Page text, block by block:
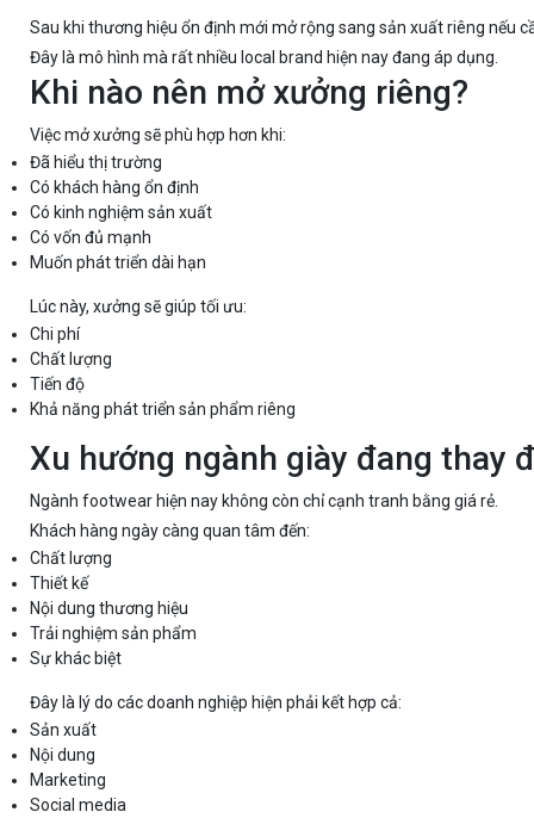
Sau khi thương hiệu ổn định mới mở rộng sang sản xuất riêng nếu
Đây là mô hình mà rất nhiều local brand hiện nay đang áp dụng.
Khi nào nên mở xưởng riêng?
Việc mở xưởng sẽ phù hợp hơn khi:
Đã hiểu thị trường
Có khách hàng ổn định
Có kinh nghiệm sản xuất
Có vốn đủ mạnh
Muốn phát triển dài hạn
Lúc này, xưởng sẽ giúp tối ưu:
Chi phí
Chất lượng
Tiến độ
Khả năng phát triển sản phẩm riêng
Xu hướng ngành giày đang thay
Ngành footwear hiện nay không còn chỉ cạnh tranh bằng giá rẻ.
Khách hàng ngày càng quan tâm đến:
Chất lượng
Thiết kế
Nội dung thương hiệu
Trải nghiệm sản phẩm
Sự khác biệt
Đây là lý do các doanh nghiệp hiện phải kết hợp cả:
Sản xuất
Nội dung
Marketing
Social media